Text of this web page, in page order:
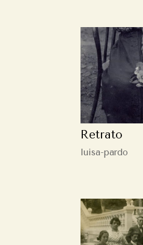
Retrato
luisa-pardo